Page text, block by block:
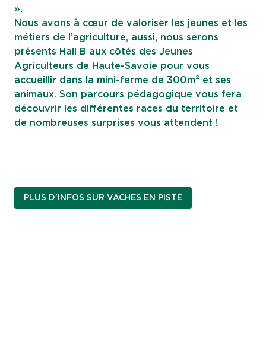
».
Nous avons à cœur de valoriser les jeunes et les
métiers de l’agriculture, aussi, nous serons
présents Hall B aux côtés des Jeunes
Agriculteurs de Haute-Savoie pour vous
accueillir dans la mini-ferme de 300m² et ses
animaux. Son parcours pédagogique vous fera
découvrir les différentes races du territoire et
de nombreuses surprises vous attendent !
PLUS D'INFOS SUR VACHES EN PISTE